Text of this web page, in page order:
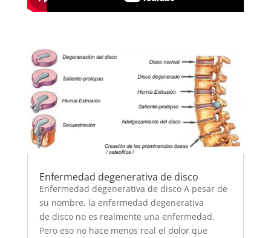
Enfermedad degenerativa de disco
Enfermedad degenerativa de disco A pesar de
su nombre, la enfermedad degenerativa
de disco no es realmente una enfermedad.
Pero eso no hace menos real el dolor que